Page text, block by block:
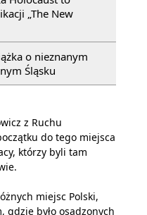
„The New
o nieznanym
Śląsku
z Ruchu
do tego miejsca
którzy byli tam
miejsc Polski,
gdzie było osadzonych